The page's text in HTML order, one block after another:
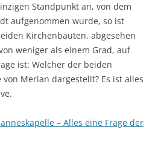
Standpunkt an, von dem
aufgenommen wurde, so ist
Kirchenbauten, abgesehen
weniger als einem Grad, auf
ist: Welcher der beiden
von Merian dargestellt? Es ist alles
– Alles eine Frage der